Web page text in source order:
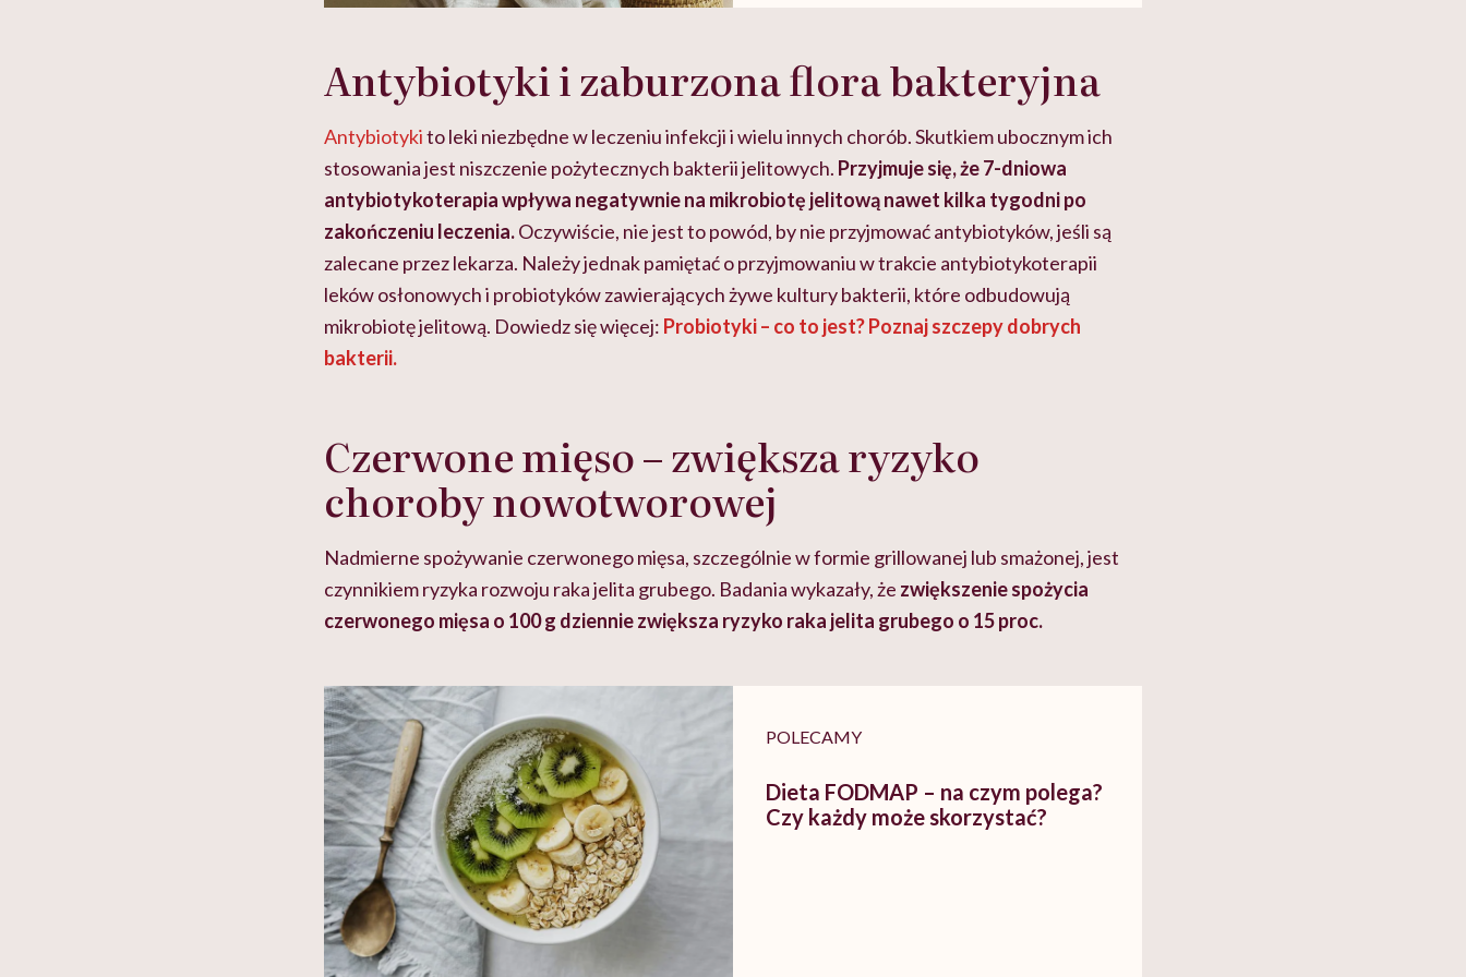
Antybiotyki i zaburzona flora bakteryjna
Antybiotykito leki niezbędne w leczeniu infekcji i wielu innych chorób. Skutkiem ubocznym ich
stosowania jest niszczenie pożytecznych bakterii jelitowych. Przyjmuje się, że 7-dniowa
antybiotykoterapia wpływa negatywnie na mikrobiotę jelitową nawet kilka tygodni po
zakończeniu leczenia.Oczywiście, nie jest to powód, by nie przyjmować antybiotyków, jeśli są
zalecane przez lekarza. Należy jednak pamiętać o przyjmowaniu w trakcie antybiotykoterapii
leków osłonowych i probiotyków zawierających żywe kultury bakterii, które odbudowują
mikrobiotę jelitową. Dowiedz się więcej: Probiotyki – co to jest? Poznaj szczepy dobrych
bakterii.
Czerwone mięso – zwiększa ryzyko
choroby nowotworowej
Nadmierne spożywanie czerwonego mięsa, szczególnie w formie grillowanej lub smażonej, jest
czynnikiem ryzyka rozwoju raka jelita grubego. Badania wykazały, że zwiększenie spożycia
czerwonego mięsa o 100 g dziennie zwiększa ryzyko raka jelita grubego o 15 proc.
POLECAMY
Dieta FODMAP – na czym polega?
Czy każdy może skorzystać?